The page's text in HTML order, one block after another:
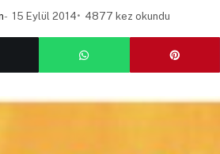
15 Eylül 2014 4877 kez okundu